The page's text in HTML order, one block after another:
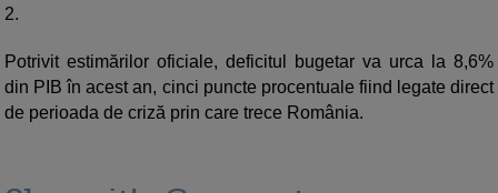
2.
Potrivit estimărilor oficiale, deficitul bugetar va urca la 8,6%
din PIB în acest an, cinci puncte procentuale fiind legate direct
de perioada de criză prin care trece România.